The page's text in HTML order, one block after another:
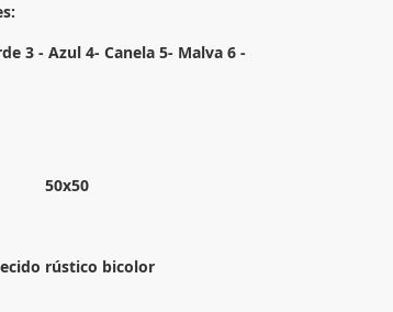
3 - Azul 4- Canela 5- Malva 6 -
50x50
rústico bicolor